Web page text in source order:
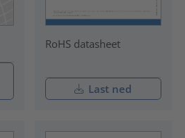
RoHS datasheet
Last ned